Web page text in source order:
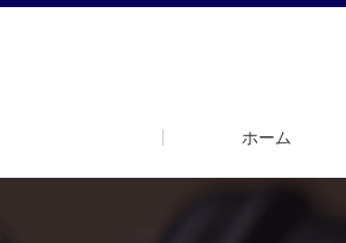
ホーム